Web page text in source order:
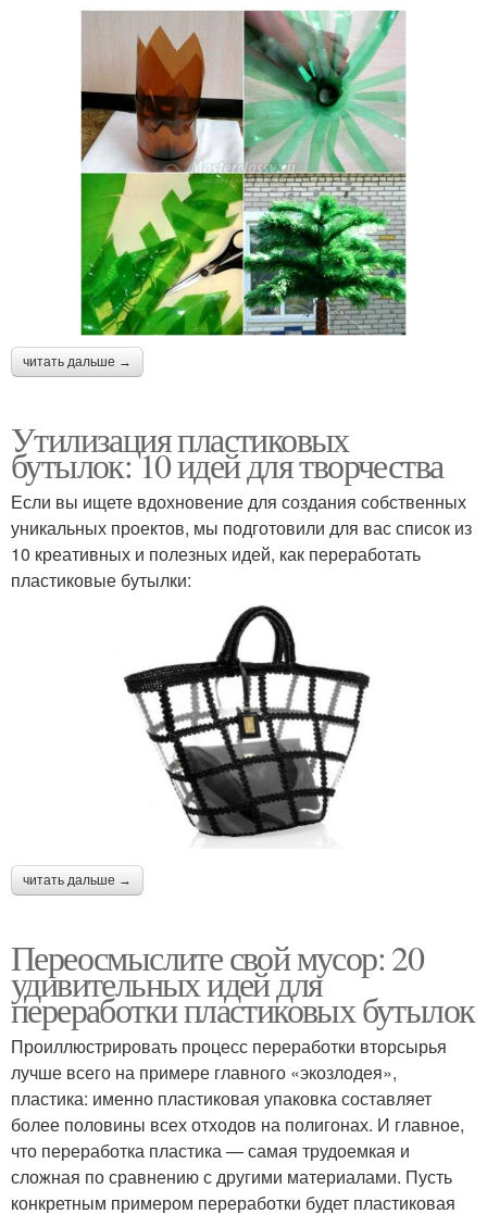
читать дальше →
Утилизация пластиковых
бутылок: 10 идей для творчества
Если вы ищете вдохновение для создания собственных
уникальных проектов, мы подготовили для вас список из
10 креативных и полезных идей, как переработать
пластиковые бутылки:
читать дальше →
Переосмыслите свой мусор: 20
удивительных идей для
переработки пластиковых бутылок
Проиллюстрировать процесс переработки вторсырья
лучше всего на примере главного «экозлодея»,
пластика: именно пластиковая упаковка составляет
более половины всех отходов на полигонах. И главное,
что переработка пластика — самая трудоемкая и
сложная по сравнению с другими материалами. Пусть
конкретным примером переработки будет пластиковая